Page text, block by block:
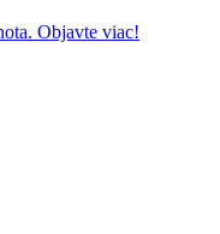
Objavte viac!